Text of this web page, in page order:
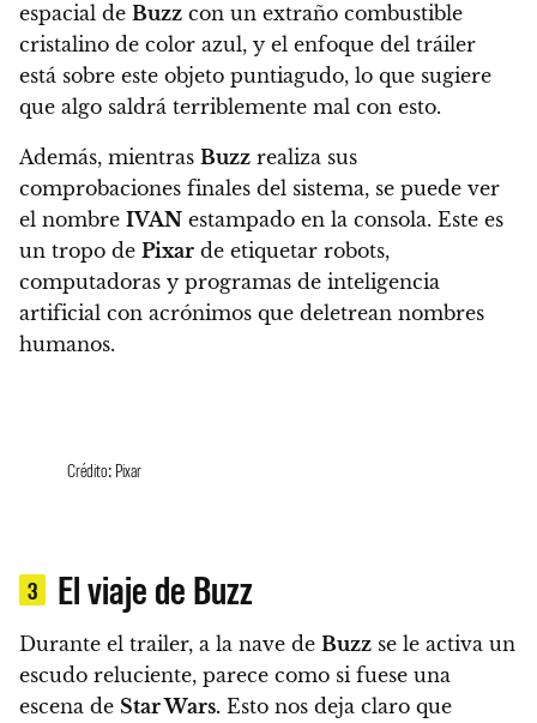
espacial de Buzz con un extraño combustible
cristalino de color azul, y el enfoque del tráiler
está sobre este objeto puntiagudo, lo que sugiere
que algo saldrá terriblemente mal con esto.
Además, mientras Buzz realiza sus
comprobaciones finales del sistema, se puede ver
el nombre IVAN estampado en la consola. Este es
un tropo de Pixar de etiquetar robots,
computadoras y programas de inteligencia
artificial con acrónimos que deletrean nombres
humanos.
Crédito: Pixar
3 El viaje de Buzz
Durante el trailer, a la nave de Buzz se le activa un
escudo reluciente, parece como si fuese una
escena de Star Wars. Esto nos deja claro que